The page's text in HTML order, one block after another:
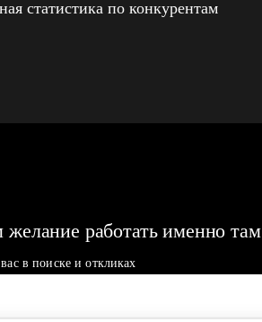
статистика по конкурентам
работать именно там
в поиске и откликах